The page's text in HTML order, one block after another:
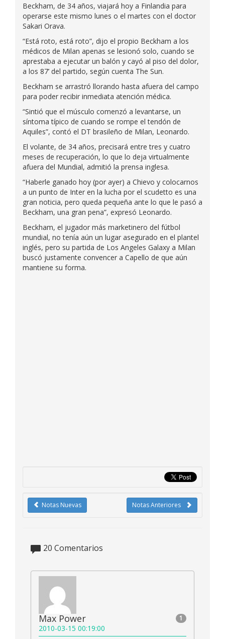
Beckham, de 34 años, viajará hoy a Finlandia para
operarse este mismo lunes o el martes con el doctor
Sakari Orava.
“Está roto, está roto”, dijo el propio Beckham a los
médicos de Milan apenas se lesionó solo, cuando se
aprestaba a ejecutar un balón y cayó al piso del dolor,
a los 87’ del partido, según cuenta The Sun.
Beckham se arrastró llorando hasta afuera del campo
para poder recibir inmediata atención médica.
“Sintió que el músculo comenzó a levantarse, un
síntoma típico de cuando se rompe el tendón de
Aquiles”, contó el DT brasileño de Milan, Leonardo.
El volante, de 34 años, precisará entre tres y cuatro
meses de recuperación, lo que lo deja virtualmente
afuera del Mundial, admitió la prensa inglesa.
“Haberle ganado hoy (por ayer) a Chievo y colocarnos
a un punto de Inter en la lucha por el scudetto es una
gran noticia, pero queda pequeña ante lo que le pasó a
Beckham, una gran pena”, expresó Leonardo.
Beckham, el jugador más marketinero del fútbol
mundial, no tenía aún un lugar asegurado en el plantel
inglés, pero su partida de Los Angeles Galaxy a Milan
buscó justamente convencer a Capello de que aún
mantiene su forma.
Notas Anteriores
Notas Nuevas
20 Comentarios
1
Max Power
2010-03-15 00:19:00